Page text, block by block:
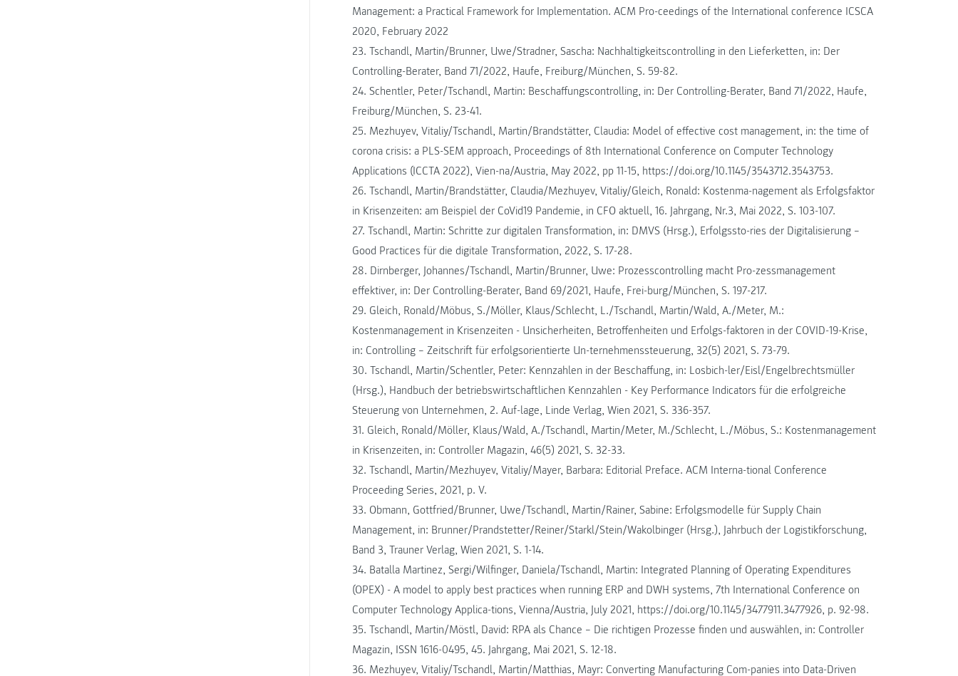
Management: a Practical Framework for Implementation. ACM Pro-ceedings of the International conference ICSCA
2020, February 2022
23. Tschandl, Martin/Brunner, Uwe/Stradner, Sascha: Nachhaltigkeitscontrolling in den Lieferketten, in: Der
Controlling-Berater, Band 71/2022, Haufe, Freiburg/München, S. 59-82.
24. Schentler, Peter/Tschandl, Martin: Beschaffungscontrolling, in: Der Controlling-Berater, Band 71/2022, Haufe,
Freiburg/München, S. 23-41.
25. Mezhuyev, Vitaliy/Tschandl, Martin/Brandstätter, Claudia: Model of effective cost management, in: the time of
corona crisis: a PLS-SEM approach, Proceedings of 8th International Conference on Computer Technology
Applications (ICCTA 2022), Vien-na/Austria, May 2022, pp 11-15, https://doi.org/10.1145/3543712.3543753.
26. Tschandl, Martin/Brandstätter, Claudia/Mezhuyev, Vitaliy/Gleich, Ronald: Kostenma-nagement als Erfolgsfaktor
in Krisenzeiten: am Beispiel der CoVid19 Pandemie, in CFO aktuell, 16. Jahrgang, Nr.3, Mai 2022, S. 103-107.
27. Tschandl, Martin: Schritte zur digitalen Transformation, in: DMVS (Hrsg.), Erfolgssto-ries der Digitalisierung –
Good Practices für die digitale Transformation, 2022, S. 17-28.
28. Dirnberger, Johannes/Tschandl, Martin/Brunner, Uwe: Prozesscontrolling macht Pro-zessmanagement
effektiver, in: Der Controlling-Berater, Band 69/2021, Haufe, Frei-burg/München, S. 197-217.
29. Gleich, Ronald/Möbus, S./Möller, Klaus/Schlecht, L./Tschandl, Martin/Wald, A./Meter, M.:
Kostenmanagement in Krisenzeiten - Unsicherheiten, Betroffenheiten und Erfolgs-faktoren in der COVID-19-Krise,
in: Controlling – Zeitschrift für erfolgsorientierte Un-ternehmenssteuerung, 32(5) 2021, S. 73-79.
30. Tschandl, Martin/Schentler, Peter: Kennzahlen in der Beschaffung, in: Losbich-ler/Eisl/Engelbrechtsmüller
(Hrsg.), Handbuch der betriebswirtschaftlichen Kennzahlen - Key Performance Indicators für die erfolgreiche
Steuerung von Unternehmen, 2. Auf-lage, Linde Verlag, Wien 2021, S. 336-357.
31. Gleich, Ronald/Möller, Klaus/Wald, A./Tschandl, Martin/Meter, M./Schlecht, L./Möbus, S.: Kostenmanagement
in Krisenzeiten, in: Controller Magazin, 46(5) 2021, S. 32-33.
32. Tschandl, Martin/Mezhuyev, Vitaliy/Mayer, Barbara: Editorial Preface. ACM Interna-tional Conference
Proceeding Series, 2021, p. V.
33. Obmann, Gottfried/Brunner, Uwe/Tschandl, Martin/Rainer, Sabine: Erfolgsmodelle für Supply Chain
Management, in: Brunner/Prandstetter/Reiner/Starkl/Stein/Wakolbinger (Hrsg.), Jahrbuch der Logistikforschung,
Band 3, Trauner Verlag, Wien 2021, S. 1-14.
34. Batalla Martinez, Sergi/Wilfinger, Daniela/Tschandl, Martin: Integrated Planning of Operating Expenditures
(OPEX) - A model to apply best practices when running ERP and DWH systems, 7th International Conference on
Computer Technology Applica-tions, Vienna/Austria, July 2021, https://doi.org/10.1145/3477911.3477926, p. 92-98.
35. Tschandl, Martin/Möstl, David: RPA als Chance – Die richtigen Prozesse finden und auswählen, in: Controller
Magazin, ISSN 1616-0495, 45. Jahrgang, Mai 2021, S. 12-18.
36. Mezhuyev, Vitaliy/Tschandl, Martin/Matthias, Mayr: Converting Manufacturing Com-panies into Data-Driven